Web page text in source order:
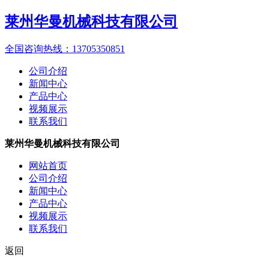
莱州华曼机械科技有限公司
全国咨询热线： 13705350851
公司介绍
新闻中心
产品中心
视频展示
联系我们
莱州华曼机械科技有限公司
网站首页
公司介绍
新闻中心
产品中心
视频展示
联系我们
返回